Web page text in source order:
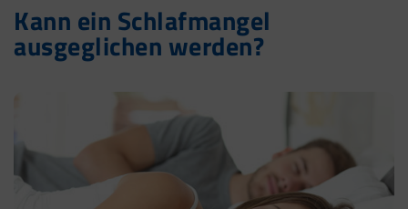
Kann ein Schlafmangel
ausgeglichen werden?